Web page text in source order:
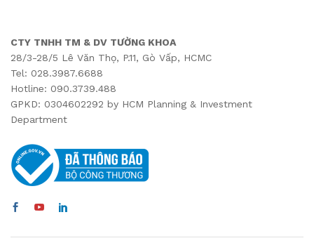
CTY TNHH TM & DV TƯỜNG KHOA
28/3-28/5 Lê Văn Thọ, P.11, Gò Vấp, HCMC
Tel: 028.3987.6688
Hotline: 090.3739.488
GPKD: 0304602292 by HCM Planning & Investment
Department